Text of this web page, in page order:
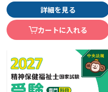
詳細を見る
カートに入れる